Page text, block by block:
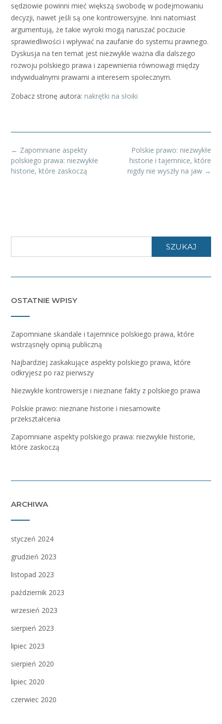
sędziowie powinni mieć większą swobodę w podejmowaniu
decyzji, nawet jeśli są one kontrowersyjne. Inni natomiast
argumentują, że takie wyroki mogą naruszać poczucie
sprawiedliwości i wpływać na zaufanie do systemu prawnego.
Dyskusja na ten temat jest niezwykle ważna dla dalszego
rozwoju polskiego prawa i zapewnienia równowagi między
indywidualnymi prawami a interesem społecznym.
Zobacz stronę autora: nakrętki na słoiki
Post
navigation
Polskie prawo: niezwykłe
historie i tajemnice, które
nigdy nie wyszły na jaw →
← Zapomniane aspekty
polskiego prawa: niezwykłe
historie, które zaskoczą
SZUKAJ
OSTATNIE WPISY
Zapomniane skandale i tajemnice polskiego prawa, które
wstrząsnęły opinią publiczną
Najbardziej zaskakujące aspekty polskiego prawa, które
odkryjesz po raz pierwszy
Niezwykłe kontrowersje i nieznane fakty z polskiego prawa
Polskie prawo: nieznane historie i niesamowite
przekształcenia
Zapomniane aspekty polskiego prawa: niezwykłe historie,
które zaskoczą
ARCHIWA
styczeń 2024
grudzień 2023
listopad 2023
październik 2023
wrzesień 2023
sierpień 2023
lipiec 2023
sierpień 2020
lipiec 2020
czerwiec 2020